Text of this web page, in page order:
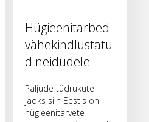
Hügieenitarbed
vähekindlustatu
d neidudele
Paljude tüdrukute
jaoks siin Eestis on
hügieenitarvete